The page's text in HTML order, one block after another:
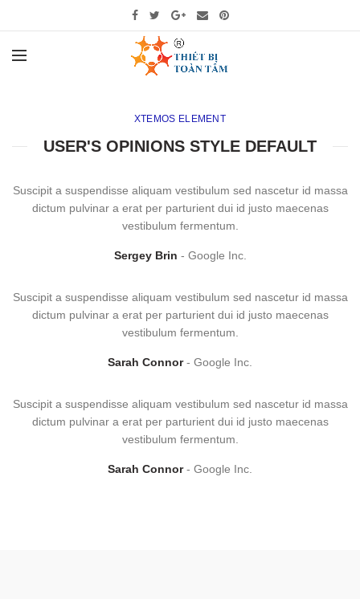
XTEMOS ELEMENT
USER'S OPINIONS STYLE DEFAULT
Suscipit a suspendisse aliquam vestibulum sed nascetur id massa
dictum pulvinar a erat per parturient dui id justo maecenas
vestibulum fermentum.
Sergey Brin Google Inc.
Suscipit a suspendisse aliquam vestibulum sed nascetur id massa
dictum pulvinar a erat per parturient dui id justo maecenas
vestibulum fermentum.
Sarah Connor Google Inc.
Suscipit a suspendisse aliquam vestibulum sed nascetur id massa
dictum pulvinar a erat per parturient dui id justo maecenas
vestibulum fermentum.
Sarah Connor Google Inc.